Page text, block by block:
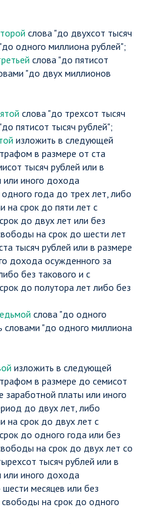
слова "до двухсот тысяч
одного миллиона рублей";
слова "до пятисот
"до двух миллионов
слова "до трехсот тысяч
пятисот тысяч рублей";
изложить в следующей
в размере от ста
тысяч рублей или в
или иного дохода
года до трех лет, либо
на срок до пяти лет с
до двух лет или без
на срок до шести лет
тысяч рублей или в размере
дохода осужденного за
без такового и с
до полутора лет либо без
слова "до одного
словами "до одного миллиона
изложить в следующей
в размере до семисот
заработной платы или иного
до двух лет, либо
на срок до двух лет с
до одного года или без
на срок до двух лет со
тысяч рублей или в
или иного дохода
месяцев или без
свободы на срок до одного